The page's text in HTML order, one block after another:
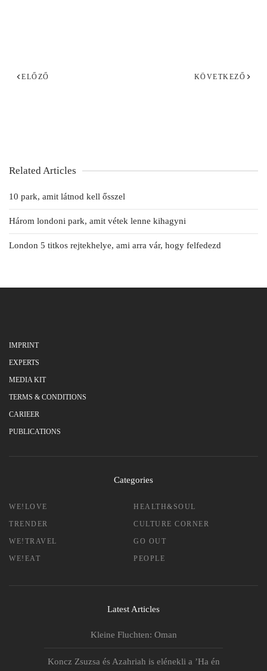
ELŐZŐ KÖVETKEZŐ
Related Articles
10 park, amit látnod kell ősszel
Három londoni park, amit vétek lenne kihagyni
London 5 titkos rejtekhelye, ami arra vár, hogy felfedezd
IMPRINT
EXPERTS
MEDIA KIT
TERMS & CONDITIONS
CARIEER
PUBLICATIONS
Categories
WE!LOVE
TRENDER
WE!TRAVEL
WE!EAT
HEALTH&SOUL
CULTURE CORNER
GO OUT
PEOPLE
Latest Articles
Kleine Fluchten: Oman
Koncz Zsuzsa és Azahriah is elénekli a ’Ha én